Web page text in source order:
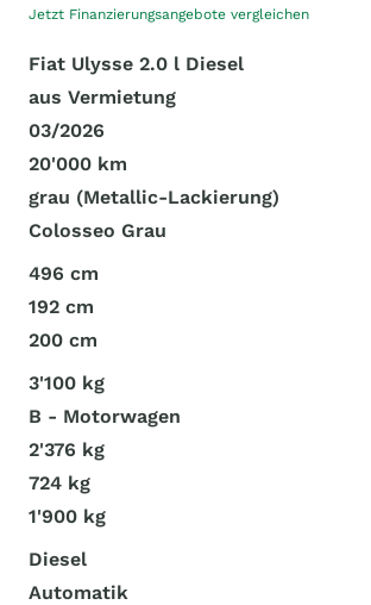
Jetzt Finanzierungsangebote vergleichen
Fiat Ulysse 2.0 l Diesel
aus Vermietung
03/2026
20'000 km
grau (Metallic-Lackierung)
Colosseo Grau
496 cm
192 cm
200 cm
3'100 kg
B - Motorwagen
2'376 kg
724 kg
1'900 kg
Diesel
Automatik